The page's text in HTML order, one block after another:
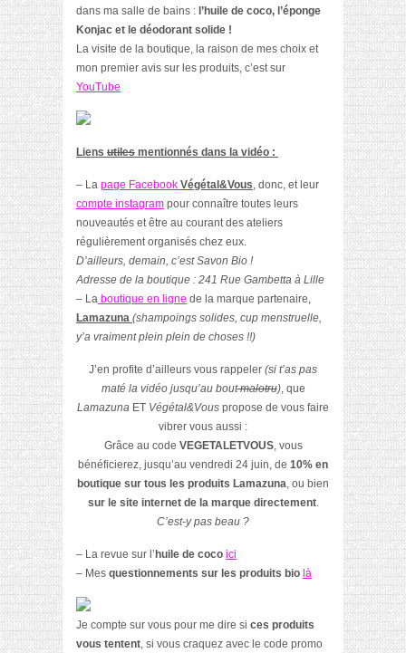
dans ma salle de bains : l’huile de coco, l’éponge
Konjac et le déodorant solide !
La visite de la boutique, la raison de mes choix et
mon premier avis sur les produits, c’est sur
YouTube
Liens utiles mentionnés dans la vidéo :
– La page Facebook Végétal&Vous, donc, et leur
compte instagram pour connaître toutes leurs
nouveautés et être au courant des ateliers
régulièrement organisés chez eux.
D’ailleurs, demain, c’est Savon Bio !
Adresse de la boutique : 241 Rue Gambetta à Lille
– La boutique en ligne de la marque partenaire,
Lamazuna (shampoings solides, cup menstruelle,
y’a vraiment plein plein de choses !!)
J’en profite d’ailleurs vous rappeler (si t’as pas
maté la vidéo jusqu’au boutmalotru), que
Lamazuna ET Végétal&Vous propose de vous faire
vibrer vous aussi :
Grâce au code VEGETALETVOUS, vous
bénéficierez, jusqu’au vendredi 24 juin, de 10% en
boutique sur tous les produits Lamazuna, ou bien
sur le site internet de la marque directement.
C’est-y pas beau ?
– La revue sur l’ huile de coco ici
– Mes questionnements sur les produits bio là
Je compte sur vous pour me dire si ces produits
vous tentent, si vous craquez avec le code promo